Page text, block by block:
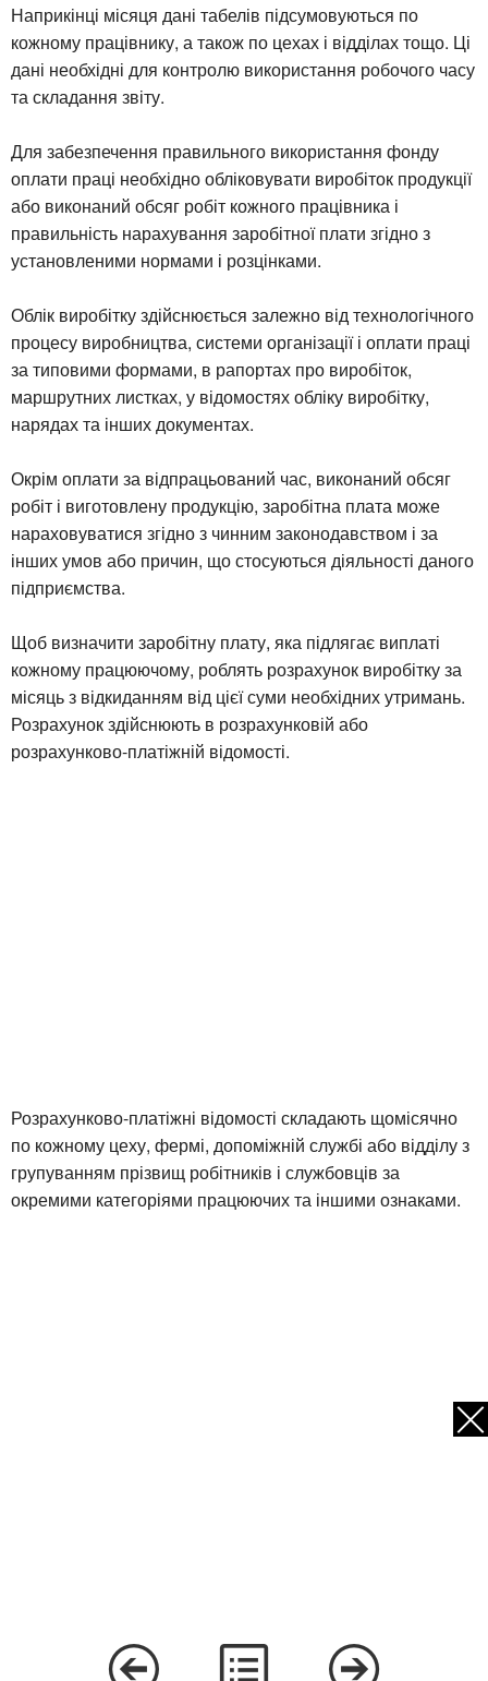
Наприкінці місяця дані табелів підсумовуються по
кожному працівнику, а також по цехах і відділах тощо. Ці
дані необхідні для контролю використання робочого часу
та складання звіту.
Для забезпечення правильного використання фонду
оплати праці необхідно обліковувати виробіток продукції
або виконаний обсяг робіт кожного працівника і
правильність нарахування заробітної плати згідно з
установленими нормами і розцінками.
Облік виробітку здійснюється залежно від технологічного
процесу виробництва, системи організації і оплати праці
за типовими формами, в рапортах про виробіток,
маршрутних листках, у відомостях обліку виробітку,
нарядах та інших документах.
Окрім оплати за відпрацьований час, виконаний обсяг
робіт і виготовлену продукцію, заробітна плата може
нараховуватися згідно з чинним законодавством і за
інших умов або причин, що стосуються діяльності даного
підприємства.
Щоб визначити заробітну плату, яка підлягає виплаті
кожному працюючому, роблять розрахунок виробітку за
місяць з відкиданням від цієї суми необхідних утримань.
Розрахунок здійснюють в розрахунковій або
розрахунково-платіжній відомості.
Розрахунково-платіжні відомості складають щомісячно
по кожному цеху, фермі, допоміжній службі або відділу з
групуванням прізвищ робітників і службовців за
окремими категоріями працюючих та іншими ознаками.